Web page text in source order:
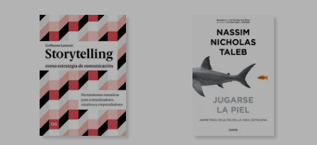
45%
dcto. $ 19.04
45%
dcto.